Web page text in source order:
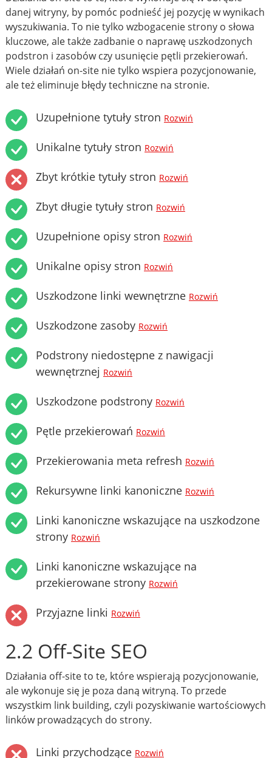
danej witryny, by pomóc podnieść jej pozycję w wynikach
wyszukiwania. To nie tylko wzbogacenie strony o słowa
kluczowe, ale także zadbanie o naprawę uszkodzonych
podstron i zasobów czy usunięcie pętli przekierowań.
Wiele działań on-site nie tylko wspiera pozycjonowanie,
ale też eliminuje błędy techniczne na stronie.
Uzupełnione tytuły stron Rozwiń
Unikalne tytuły stron Rozwiń
Zbyt krótkie tytuły stron Rozwiń
Zbyt długie tytuły stron Rozwiń
Uzupełnione opisy stron Rozwiń
Unikalne opisy stron Rozwiń
Uszkodzone linki wewnętrzne Rozwiń
Uszkodzone zasoby Rozwiń
Podstrony niedostępne z nawigacji
wewnętrznej Rozwiń
Uszkodzone podstrony Rozwiń
Pętle przekierowań Rozwiń
Przekierowania meta refresh Rozwiń
Rekursywne linki kanoniczne Rozwiń
Linki kanoniczne wskazujące na uszkodzone
strony Rozwiń
Linki kanoniczne wskazujące na
przekierowane strony Rozwiń
Przyjazne linki Rozwiń
2.2 Off-Site SEO
Działania off-site to te, które wspierają pozycjonowanie,
ale wykonuje się je poza daną witryną. To przede
wszystkim link building, czyli pozyskiwanie wartościowych
linków prowadzących do strony.
Linki przychodzące Rozwiń